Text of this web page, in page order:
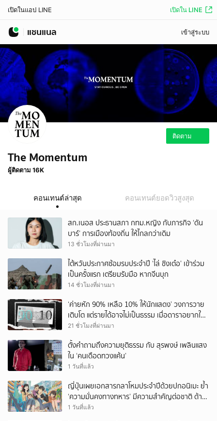
เปิดในแอป LINE เปิดใน LINE
แชนแนล เข้าสู่ระบบ
ติดตาม
The Momentum
ผู้ติดตาม 16K
คอนเทนต์ล่าสุด คอนเทนต์ยอดวิวสูงสุด
สก.เนอส ประธานสภา กทม.หญิง กับภารกิจ ‘ดัน
บาร์’ การเมืองท้องถิ่น ให้ไกลกว่าเดิม
13 ชั่วโมงที่ผ่านมา
ไต้หวันประกาศซ้อมรบประจำปี ‘ไล่ ชิงเต๋อ’ เข้าร่วม
เป็นครั้งแรก เตรียมรับมือ หากจีนบุก
14 ชั่วโมงที่ผ่านมา
‘ค่ายหัก 90% เหลือ 10% ให้นักแสดง’ วงการวาย
เติบโต แต่รายได้อาจไม่เป็นธรรม เมื่อดาราอยากให้มี
‘สัญญามาตรฐาน’
21 ชั่วโมงที่ผ่านมา
ตั้งคำถามถึงความยุติธรรม กับ สุรพงษ์ เพลินแสง
ใน ‘คนเดือดทวงแค้น’
1 วันที่แล้ว
ญี่ปุ่นเผยเอกสารกลาโหมประจำปีด้วยปกอนิเมะ ย้ำ
‘ความมั่นคงทางทหาร’ มีความสำคัญต่อชาติ ด้าน
จีนเตือน ขออย่าซ้ำรอยประวัติศาสตร์
1 วันที่แล้ว